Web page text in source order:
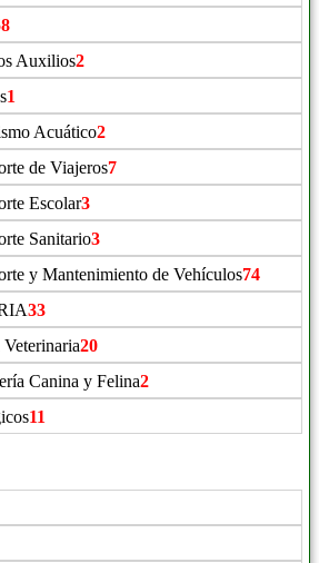
Auxilios2
1
Acuático2
de Viajeros7
Escolar3
Sanitario3
y Mantenimiento de Vehículos74
33
20
Canina y Felina2
11